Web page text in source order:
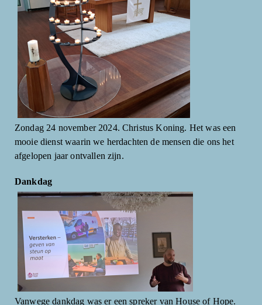
Zondag 24 november 2024. Christus Koning. Het was een
mooie dienst waarin we herdachten de mensen die ons het
afgelopen jaar ontvallen zijn.
Dankdag
Vanwege dankdag was er een spreker van House of Hope.